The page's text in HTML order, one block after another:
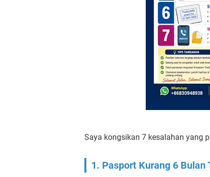
Saya kongsikan 7 kesalahan yang
1. Pasport Kurang 6 Bulan